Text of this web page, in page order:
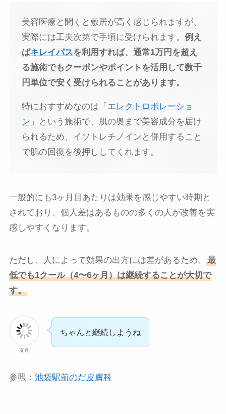
美容医療と聞くと敷居が高く感じられますが、
実際には工夫次第で手頃に受けられます。例え
ばキレイパスを利用すれば、通常1万円を超え
る施術でもクーポンやポイントを活用して数千
円単位で安く受けられることがあります。
特におすすめなのは「 エレクトロポレーショ
ン 」という施術で、肌の奥まで美容成分を届け
られるため、イソトレチノインと併用すること
で肌の回復を後押ししてくれます。
一般的にも3ヶ月目あたりは効果を感じやすい時期と
されており、個人差はあるものの多くの人が改善を実
感しやすくなります。
ただし、人によって効果の出方には差があるため、
最
低でも1クール（4〜6ヶ月）は継続することが大切で
す。
友達
ちゃんと継続しようね
参照： 池袋駅前のだ皮膚科